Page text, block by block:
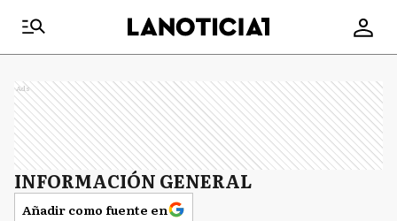
Ads
INFORMACIÓN GENERAL
Añadir como fuente en